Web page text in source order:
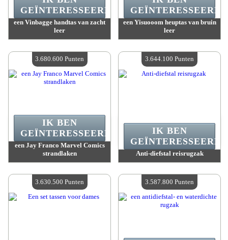
een Vinbagge handtas van zacht
leer
Beschikbare hoeveelheid :4
GEÏNTERESSEERD.
een Yisuooom heuptas van bruin
leer
Beschikbare hoeveelheid :4
GEÏNTERESSEERD.
een Jay Franco Marvel Comics
strandlaken
Beschikbare hoeveelheid :4
IK BEN
GEÏNTERESSEERD.
3.680.600 Punten
Anti-diefstal reisrugzak
Beschikbare hoeveelheid :4
IK BEN
GEÏNTERESSEERD.
3.644.100 Punten
3.630.500 Punten 3.587.800 Punten